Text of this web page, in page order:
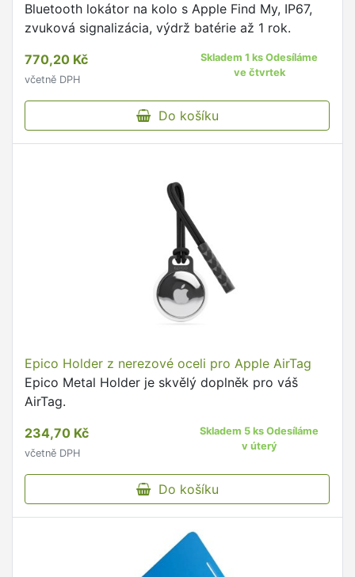
Bluetooth lokátor na kolo s Apple Find My, IP67,
zvuková signalizácia, výdrž batérie až 1 rok.
770,20 Kč
včetně DPH
Skladem 1 ks Odesíláme
ve čtvrtek
Do košíku
Epico Holder z nerezové oceli pro Apple AirTag
Epico Metal Holder je skvělý doplněk pro váš
AirTag.
234,70 Kč
včetně DPH
Skladem 5 ks Odesíláme
v úterý
Do košíku